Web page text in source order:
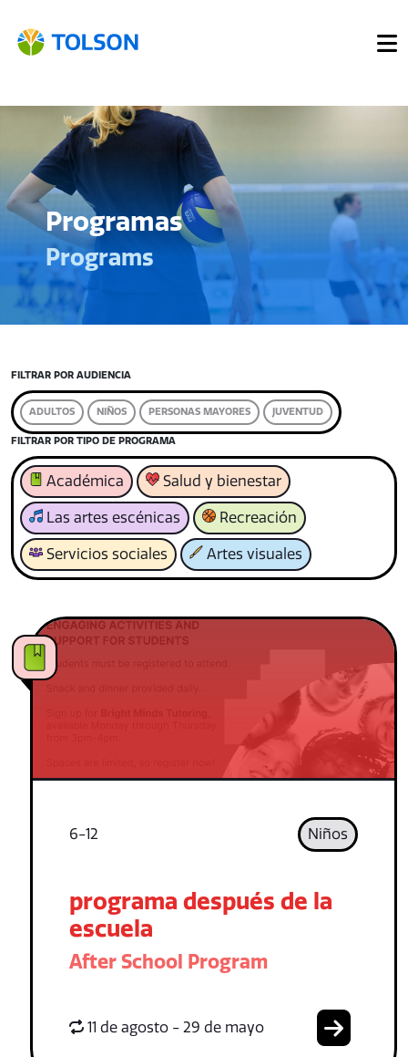
Programas
Programs
FILTRAR POR AUDIENCIA
ADULTOS NIÑOS PERSONAS MAYORES JUVENTUD
FILTRAR POR TIPO DE PROGRAMA
Académica Salud y bienestar
Las artes escénicas Recreación
Servicios sociales Artes visuales
6-12 Niños
programa después de la
escuela
After School Program
11 de agosto - 29 de mayo